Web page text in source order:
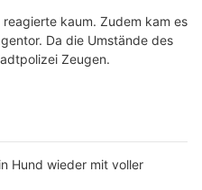
kaum. Zudem kam es
Da die Umstände des
Zeugen.